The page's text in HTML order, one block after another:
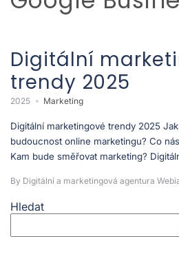
Digitální
trendy 2025
2025 Marketing
Digitální marketingové trendy 2025
budoucnost online marketingu? Co
Kam bude směřovat marketing?
By Digitální a marketingová agentura
Hledat